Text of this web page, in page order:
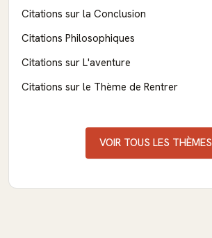
Citations sur la Conclusion
Citations Philosophiques
Citations sur L'aventure
Citations sur le Thème de Rentrer
VOIR TOUS LES THÈMES